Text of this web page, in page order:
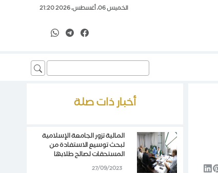
الخميس 06، أغسطس، 2026 21:20
Search
for:
أخبار ذات صلة
المالية تزور الجامعة الإسلامية
لبحث توسيع الاستفادة من
المستحقات لصالح طلابها
27/09/2023